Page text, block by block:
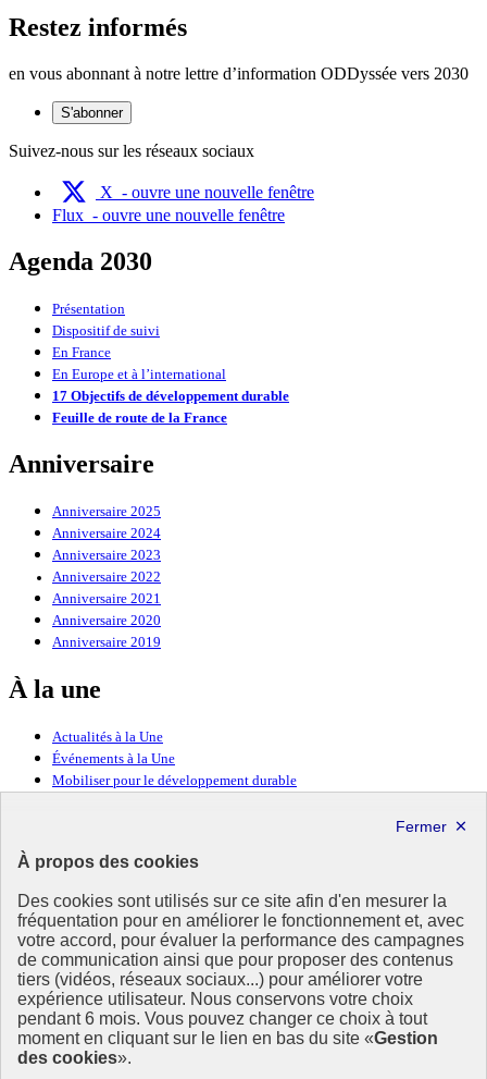
À propos des cookies
Des cookies sont utilisés sur ce site afin d'en mesurer la
fréquentation pour en améliorer le fonctionnement et, avec
votre accord, pour évaluer la performance des campagnes
de communication ainsi que pour proposer des contenus
tiers (vidéos, réseaux sociaux...) pour améliorer votre
expérience utilisateur. Nous conservons votre choix
pendant 6 mois. Vous pouvez changer ce choix à tout
moment en cliquant sur le lien en bas du site «Gestion
des cookies».
Restez informés
en vous abonnant à notre lettre d’information ODDyssée vers 2030
S'abonner
Suivez-nous sur les réseaux sociaux
X - ouvre une nouvelle fenêtre
Flux - ouvre une nouvelle fenêtre
Agenda 2030
Présentation
Dispositif de suivi
En France
En Europe et à l’international
17 Objectifs de développement durable
Feuille de route de la France
Anniversaire
Anniversaire 2025
Anniversaire 2024
Anniversaire 2023
Anniversaire 2022
Anniversaire 2021
Anniversaire 2020
Anniversaire 2019
À la une
Actualités à la Une
Événements à la Une
Mobiliser pour le développement durable
Ressources
Ressources
La Méth’ODD
Gouvernement
Ce site propose l’information de référence concernant l’Agenda
2030 et la feuille de route de la France. Il valorise la mobilisation de
tous les acteurs.